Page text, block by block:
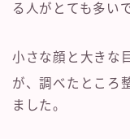
る人がとても多いで
小さな顔と大きな
が、調べたところ
ました。